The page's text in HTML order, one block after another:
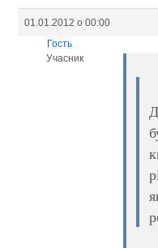
01.01.2012 о 00:00
Гость
Учасник